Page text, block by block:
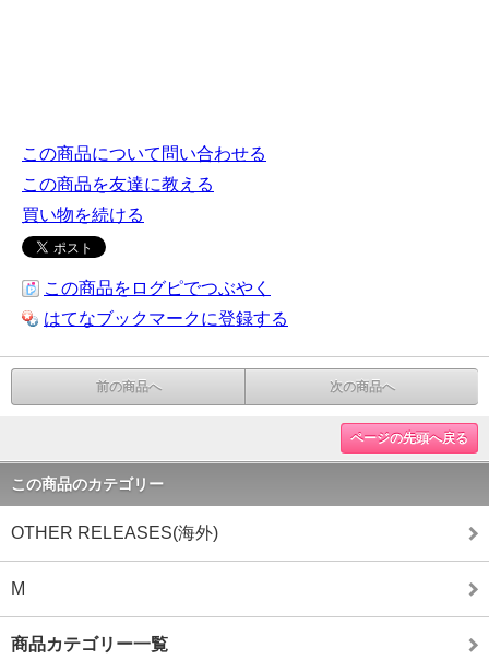
この商品について問い合わせる
この商品を友達に教える
買い物を続ける
この商品をログピでつぶやく
はてなブックマークに登録する
前の商品へ 次の商品へ
ページの先頭へ戻る
この商品のカテゴリー
OTHER RELEASES(海外)
M
商品カテゴリー一覧